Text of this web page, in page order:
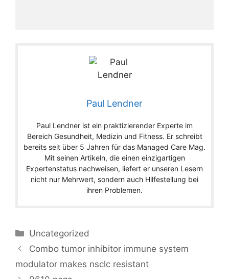
Paul Lendner
Paul Lendner ist ein praktizierender Experte im
Bereich Gesundheit, Medizin und Fitness. Er schreibt
bereits seit über 5 Jahren für das Managed Care Mag.
Mit seinen Artikeln, die einen einzigartigen
Expertenstatus nachweisen, liefert er unseren Lesern
nicht nur Mehrwert, sondern auch Hilfestellung bei
ihren Problemen.
Categories
Uncategorized
Combo tumor inhibitor immune system
modulator makes nsclc resistant